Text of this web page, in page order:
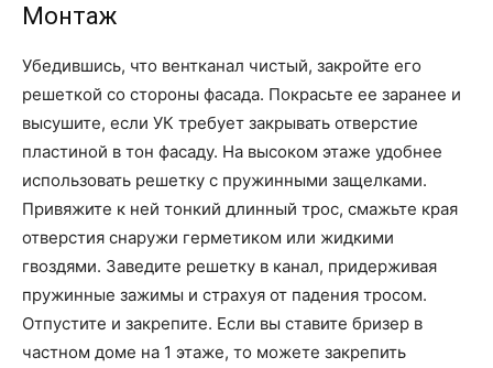
Монтаж
Убедившись, что вентканал чистый, закройте его
решеткой со стороны фасада. Покрасьте ее заранее и
высушите, если УК требует закрывать отверстие
пластиной в тон фасаду. На высоком этаже удобнее
использовать решетку с пружинными защелками.
Привяжите к ней тонкий длинный трос, смажьте края
отверстия снаружи герметиком или жидкими
гвоздями. Заведите решетку в канал, придерживая
пружинные зажимы и страхуя от падения тросом.
Отпустите и закрепите. Если вы ставите бризер в
частном доме на 1 этаже, то можете закрепить